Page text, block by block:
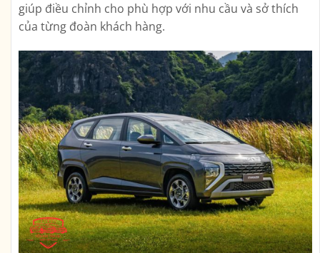
giúp điều chỉnh cho phù hợp với nhu cầu và sở thích
của từng đoàn khách hàng.